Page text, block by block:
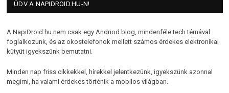
ÜDV A NAPIDROID.HU-N!
A NapiDroid.hu nem csak egy Andriod blog, mindenféle tech témával
foglalkozunk, és az okostelefonok mellett számos érdekes elektronikai
kütyüt igyekszünk bemutatni.
Minden nap friss cikkekkel, hírekkel jelentkezünk, igyekszünk azonnal
megírni, ha valami érdekes történik a mobilos világban.